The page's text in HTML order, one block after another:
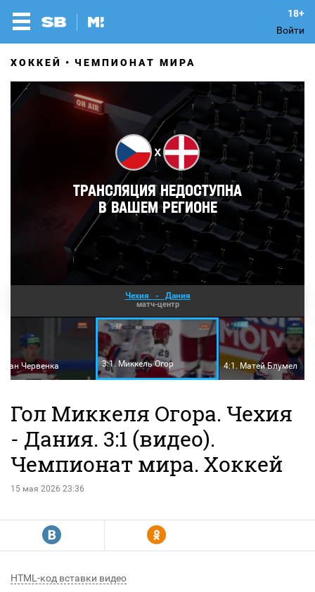
Войти
ХОККЕЙ ЧЕМПИОНАТ МИРА
Чехия - Дания
матч-центр
Червенка 3:1. Миккель Огор 4:1. Матей Блумел
Гол Миккеля Огора. Чехия
- Дания. 3:1 (видео).
Чемпионат мира. Хоккей
15 мая 2026 23:36
R Y
HTML-код вставки видео